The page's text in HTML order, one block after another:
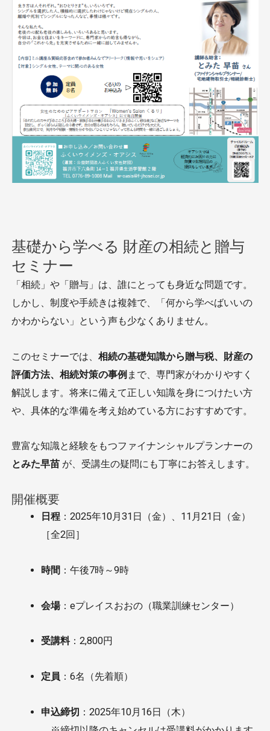
基礎から学べる 財産の相続と贈与
セミナー
「相続」や「贈与」は、誰にとっても身近な問題です。
しかし、制度や手続きは複雑で、「何から学べばいいの
かわからない」という声も少なくありません。
このセミナーでは、 相続の基礎知識から贈与税、財産の
評価方法、相続対策の事例 まで、専門家がわかりやすく
解説します。将来に備えて正しい知識を身につけたい方
や、具体的な準備を考え始めている方におすすめです。
豊富な知識と経験をもつファイナンシャルプランナーの
とみた早苗が、受講生の疑問にも丁寧にお答えします。
開催概要
日程 ：2025年10月31日（金）、11月21日（金）
［全2回］
時間 ：午後7時～9時
会場：eプレイスおおの（職業訓練センター）
受講料：2,800円
定員 ：6名（先着順）
申込締切 ：2025年10月16日（木）